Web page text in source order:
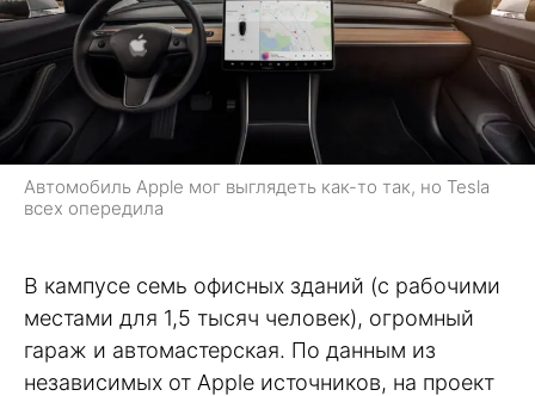
Автомобиль Apple мог выглядеть как-то так, но Tesla
всех опередила
В кампусе семь офисных зданий (с рабочими
местами для 1,5 тысяч человек), огромный
гараж и автомастерская. По данным из
независимых от Apple источников, на проект